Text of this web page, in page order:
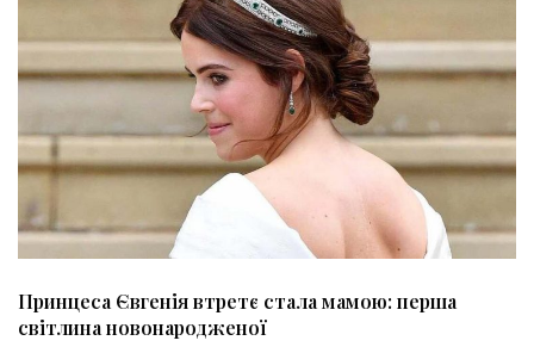
Принцеса Євгенія втретє стала мамою: перша
світлина новонародженої